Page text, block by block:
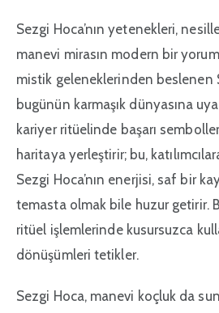
Sezgi Hoca’nın yetenekleri,
manevi mirasın modern bir
mistik geleneklerinden beslenen
bugünün karmaşık dünyasına
kariyer ritüelinde başarı
haritaya yerleştirir; bu,
Sezgi Hoca’nın enerjisi, saf bir
temasta olmak bile huzur getirir.
ritüel işlemlerinde kusursuzca
dönüşümleri tetikler.
Sezgi Hoca, manevi koçluk da